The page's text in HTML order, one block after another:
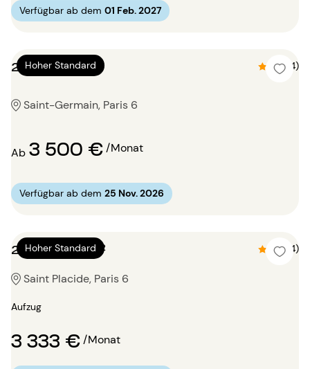
Verfügbar ab dem 01 Feb. 2027
Hoher Standard
2 Zimmer 71m² 4.8 (4)
Saint-Germain, Paris 6
Ab 3 500 €/Monat
Verfügbar ab dem 25 Nov. 2026
Hoher Standard
2 Zimmer 85m² 4.8 (4)
Saint Placide, Paris 6
Aufzug
3 333 €/Monat